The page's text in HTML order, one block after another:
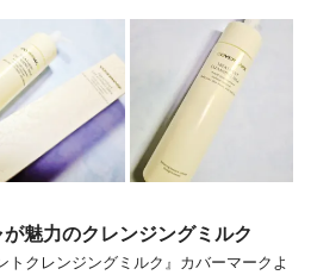
魅力のクレンジングミルク
クレンジングミルク』カバーマークよ